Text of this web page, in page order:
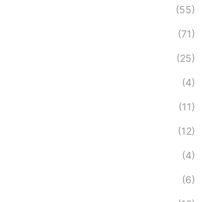
(55)
(71)
(25)
(4)
(11)
(12)
(4)
(6)